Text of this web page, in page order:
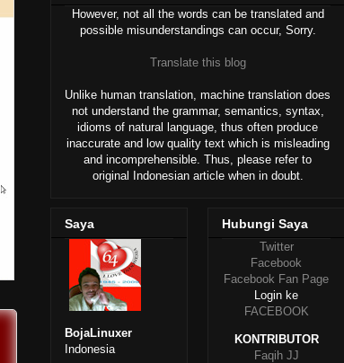
However, not all the words can be translated and
possible misunderstandings can occur, Sorry.
Translate this blog
Unlike human translation, machine translation does
not understand the grammar, semantics, syntax,
idioms of natural language, thus often produce
inaccurate and low quality text which is misleading
and incomprehensible. Thus, please refer to
original Indonesian article when in doubt.
Saya
BojaLinuxer
Indonesia
Hubungi Saya
Twitter
Facebook
Facebook Fan Page
Login ke
FACEBOOK
KONTRIBUTOR
Faqih JJ